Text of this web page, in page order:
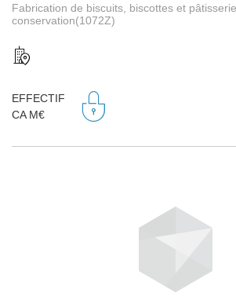
Fabrication de biscuits, biscottes et
conservation(1072Z)
EFFECTIF
CA M€